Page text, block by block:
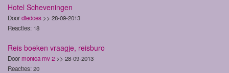
Hotel Scheveningen
Doordiedoes >> 28-09-2013
Reacties: 18
Reis boeken vraagje, reisburo
Doormonica mv 2 >> 28-09-2013
Reacties: 20